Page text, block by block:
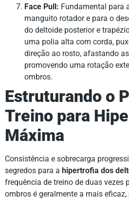
Face Pull: Fundamental para
manguito rotador e para o
do deltoide posterior e
uma polia alta com corda,
direção ao rosto, afastando
promovendo uma rotação
ombros.
Estruturando o
Treino para
Máxima
Consistência e sobrecarga
segredos para a hipertrofia dos
frequência de treino de duas vezes
ombros é geralmente a mais